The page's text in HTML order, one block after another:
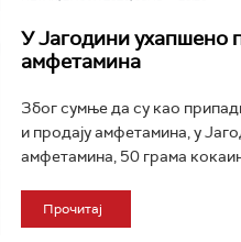
У Јагодини ухапшено
амфетамина
Због сумње да су као
и продају амфетамина, у
амфетамина, 50 грама
Прочитај